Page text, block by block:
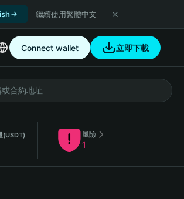
繼續使用繁體中文
Connect wallet 立即下載
(USDT) 風險
1